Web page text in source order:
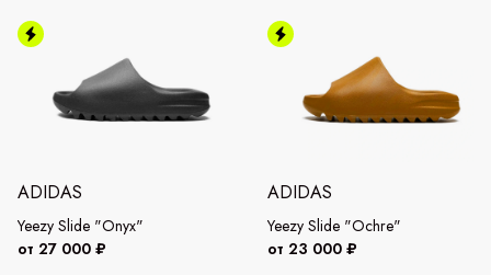
ADIDAS
Yeezy Slide "Onyx"
от 27 000 ₽
ADIDAS
Yeezy Slide "Ochre"
от 23 000 ₽